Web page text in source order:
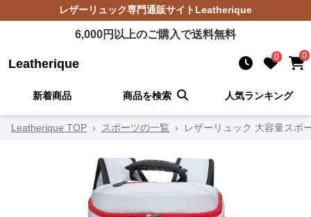
レザーリュック専門通販サイトLeatherique
6,000円以上のご購入で送料無料
Leatherique 0 0
新着商品 商品を検索 人気ランキング
Leatherique TOP › スポーツの一覧 › レザーリュック 大容量スポ